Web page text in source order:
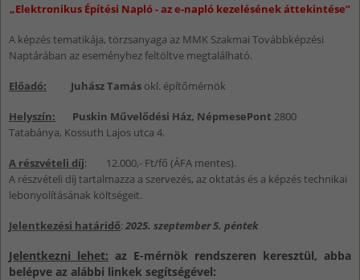
„Elektronikus Építési Napló - az e-napló kezelésének áttekintése”
A képzés tematikája, törzsanyaga az MMK Szakmai Továbbképzési
Naptárában az eseményhez feltöltve megtalálható.
Előadó: Juhász Tamás okl. építőmérnök
Helyszín: Puskin Művelődési Ház, NépmesePont 2800
Tatabánya, Kossuth Lajos utca 4.
A részvételi díj: 12.000,- Ft/fő (ÁFA mentes).
A részvételi díj tartalmazza a szervezés, az oktatás és a képzés technikai
lebonyolításának költségeit.
Jelentkezési határidő: 2025. szeptember 5. péntek
Jelentkezni lehet: az E-mérnök rendszeren keresztül, abba
belépve az alábbi linkek segítségével: